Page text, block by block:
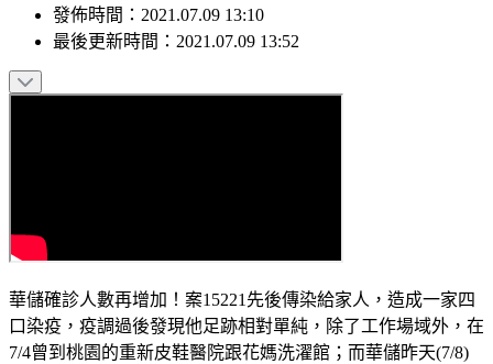
發佈時間： 2021.07.09 13:10
最後更新時間： 2021.07.09 13:52
華儲確診人數再增加！案15221先後傳染給家人，造成一家四
口染疫，疫調過後發現他足跡相對單純，除了工作場域外，在
7/4曾到桃園的重新皮鞋醫院跟花媽洗濯館；而華儲昨天(7/8)